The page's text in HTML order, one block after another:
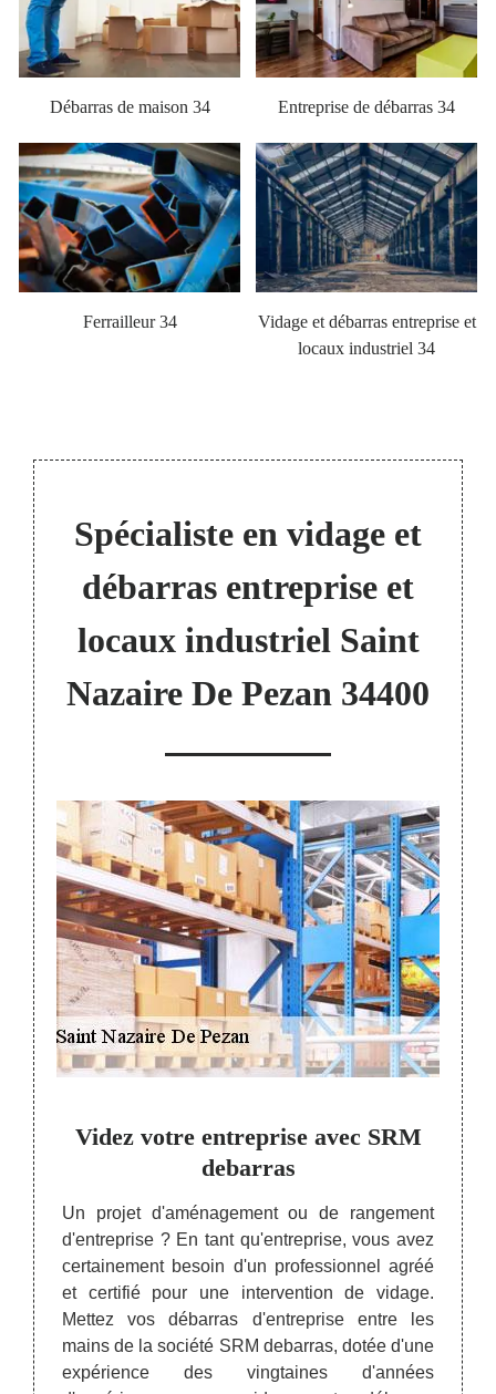
Débarras de maison 34 Entreprise de débarras 34
Ferrailleur 34
Vidage et débarras entreprise et
locaux industriel 34
Spécialiste en vidage et
débarras entreprise et
locaux industriel Saint
Nazaire De Pezan 34400
des
et
doit
Videz votre entreprise avec SRM
debarras
Un projet d'aménagement ou de rangement
d'entreprise ? En tant qu'entreprise, vous avez
certainement besoin d'un professionnel agréé
et certifié pour une intervention de vidage.
Mettez vos débarras d'entreprise entre les
mains de la société SRM debarras, dotée d'une
expérience des vingtaines d'années
Se
Les
de
qui